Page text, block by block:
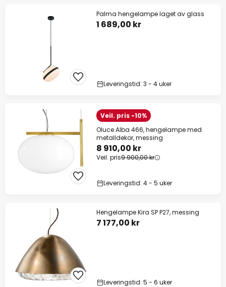
Palma hengelampe laget av glass
1 689,00 kr
Leveringstid: 3 - 4 uker
Veil. pris -10%
Oluce Alba 466, hengelampe med
metalldekor, messing
8 910,00 kr
Veil. pris9 900,00 kr
Leveringstid: 4 - 5 uker
Hengelampe Kira SP P27, messing
7 177,00 kr
Leveringstid: 5 - 6 uker